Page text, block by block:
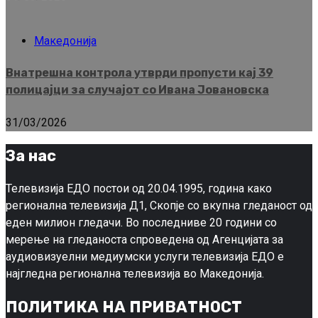
Македонија
Внатрешна контрола утврди пропусти кај 39
полицајци за случајот со Ивана Јовановска
31/03/2026
За нас
Телевизија ЕДО постои од 20.04.1995, година како
регионална телевизија Д1, Скопје со вкупна гледаност од
еден милион гледачи. Во последниве 20 години со
мерење на гледаноста спроведена од Агенцијата за
аудиовизуелни медиумски услуги телевизија ЕДО е
најгледна регионална телевизија во Македонија.
ПОЛИТИКА НА ПРИВАТНОСТ